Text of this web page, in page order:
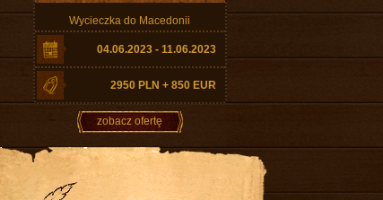
Wycieczka do Macedonii
04.06.2023 - 11.06.2023
2950 PLN + 850 EUR
zobacz ofertę